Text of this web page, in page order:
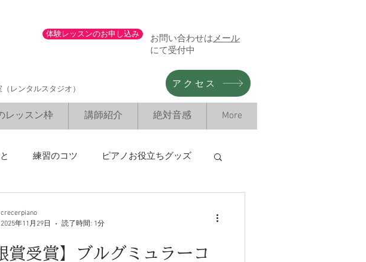
体験レッスンのお申し込み
レンタルスタジオ）
お問い合わせはメール
にて受付中
アクセス
レッスン枠 講師紹介 絶対音感 More
練習のコツ ピアノお役立ちグッズ
賞受賞】ブルグミュラーコ
crecerpiano
2025年11月29日
読了時間: 1分